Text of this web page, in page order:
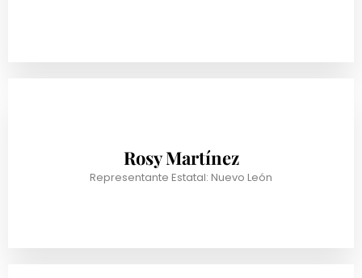
Rosy Martínez
Representante Estatal: Nuevo León